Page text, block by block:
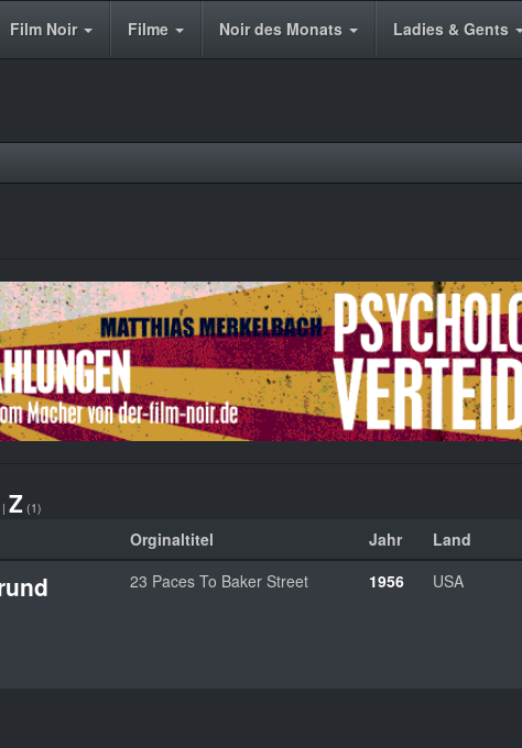
Film Noir Filme Noir des Monats Ladies & Gents
| Z (1)
Orginaltitel Jahr Land
23 Paces To Baker Street 1956 USA